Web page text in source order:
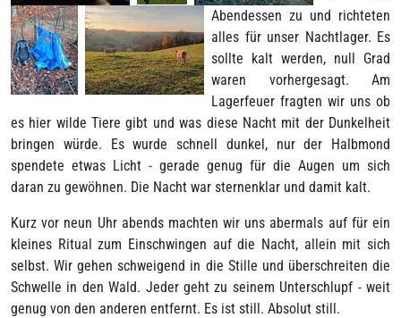
Abendessen zu und richteten
alles für unser Nachtlager. Es
sollte kalt werden, null Grad
waren vorhergesagt. Am
Lagerfeuer fragten wir uns ob
es hier wilde Tiere gibt und was diese Nacht mit der Dunkelheit
bringen würde. Es wurde schnell dunkel, nur der Halbmond
spendete etwas Licht - gerade genug für die Augen um sich
daran zu gewöhnen. Die Nacht war sternenklar und damit kalt.
Kurz vor neun Uhr abends machten wir uns abermals auf für ein
kleines Ritual zum Einschwingen auf die Nacht, allein mit sich
selbst. Wir gehen schweigend in die Stille und überschreiten die
Schwelle in den Wald. Jeder geht zu seinem Unterschlupf - weit
genug von den anderen entfernt. Es ist still. Absolut still.